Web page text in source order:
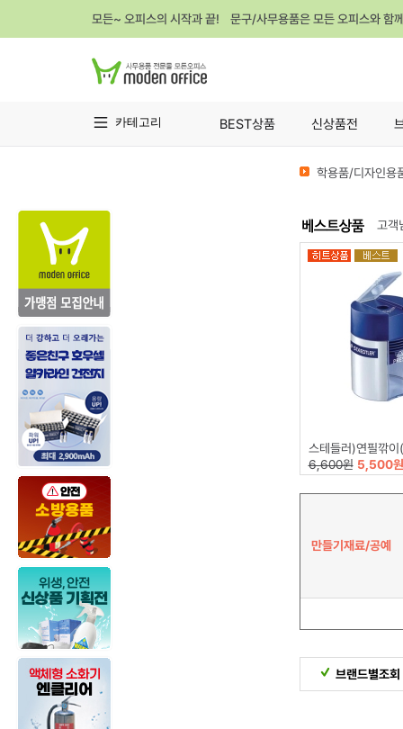
모든~ 오피스의 시작과 끝! 문구/사무용품은 모든 오피스와 함
카테고리 BEST상품 신상품전
학용품/디자인용
고객
스테들러)연필깎이(1
6,600원 5,500원
만들기재료/공예
브랜드별조회